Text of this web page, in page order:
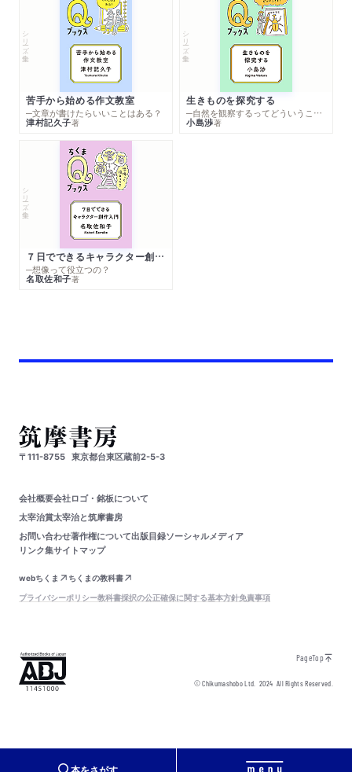
シリーズ・全集
苦手から始める作文教室
─文章が書けたらいいことはある？
津村記久子著
シリーズ・全集
生きものを探究する
─自然を観察するってどういうこと？
小島渉著
シリーズ・全集
７日でできるキャラクター創作入門
─想像って役立つの？
名取佐和子著
〒111-8755 東京都台東区蔵前2-5-3
会社概要会社ロゴ・銘板について
太宰治賞太宰治と筑摩書房
お問い合わせ著作権について出版目録ソーシャルメディア
リンク集サイトマップ
webちくま
ちくまの教科書
プライバシーポリシー教科書採択の公正確保に関する基本方針免責事項
PageTop
© Chikumashobo Ltd.2024 All Rights Reserved.